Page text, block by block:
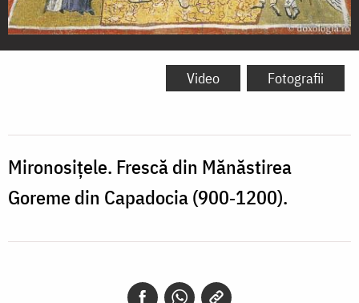
Mironosiţele
Video Fotografii
Mironosiţele. Frescă din Mănăstirea
Goreme din Capadocia (900‐1200).